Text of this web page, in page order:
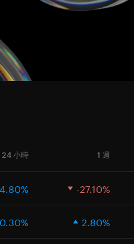
24 小時 1 週
4.80% -27.10%
0.30% 2.80%